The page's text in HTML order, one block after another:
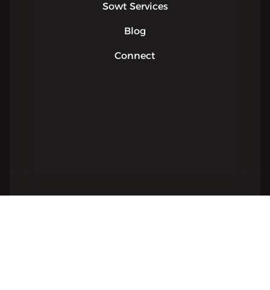
Sowt Services
Blog
Connect